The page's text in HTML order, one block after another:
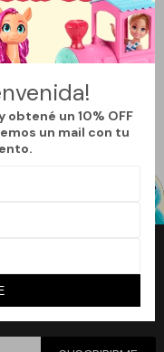
un 10% OFF
un mail con tu
un 10% off en tu primera